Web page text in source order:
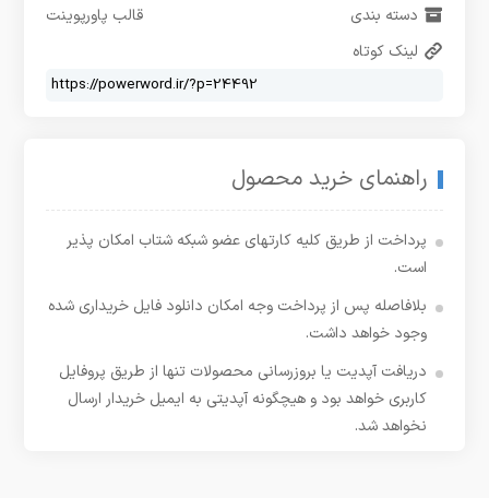
دسته بندی
قالب پاورپوینت
لینک کوتاه
راهنمای خرید محصول
پرداخت از طریق کلیه کارتهای عضو شبکه شتاب امکان پذیر
است.
بلافاصله پس از پرداخت وجه امکان دانلود فایل خریداری شده
وجود خواهد داشت.
دریافت آپدیت یا بروزرسانی محصولات تنها از طریق پروفایل
کاربری خواهد بود و هیچگونه آپدیتی به ایمیل خریدار ارسال
نخواهد شد.